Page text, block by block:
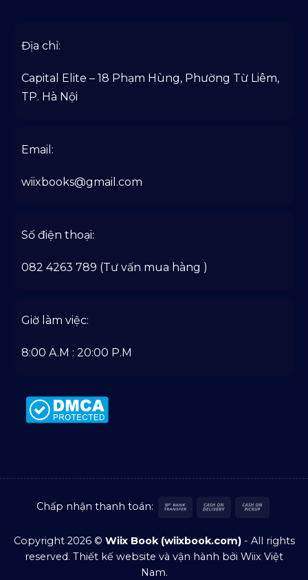
Địa chỉ:
Capital Elite – 18 Phạm Hùng, Phường Từ Liêm,
TP. Hà Nội
Email:
wiixbooks@gmail.com
Số điện thoại:
082 4263 789 (Tư vấn mua hàng )
Giờ làm việc:
8:00 A.M : 20:00 P.M
Chấp nhận thanh toán:
Bank
Cash
DeliveryPickup
Copyright 2026 © Wiix Book (wiixbook.com)- All rights
reserved. Thiết kế website và vận hành bởi Wiix Việt
Nam.